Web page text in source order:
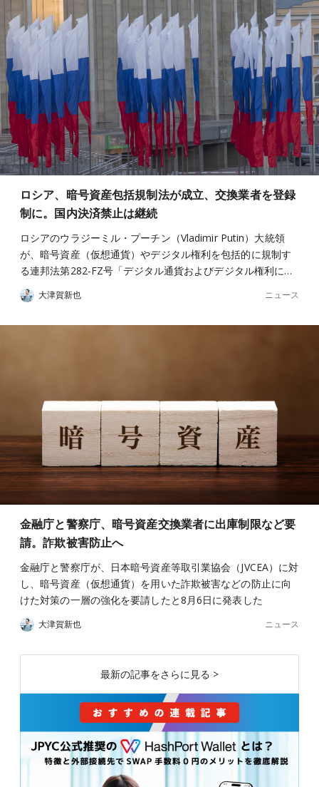
ロシア、暗号資産包括規制法が成立、交換業者を登録
制に。国内決済禁止は継続
ロシアのウラジーミル・プーチン（Vladimir Putin）大統領
が、暗号資産（仮想通貨）やデジタル権利を包括的に規制す
る連邦法第282-FZ号「デジタル通貨およびデジタル権利に…
大津賀新也 ニュース
金融庁と警察庁、暗号資産交換業者に出庫制限など要
請。詐欺被害防止へ
金融庁と警察庁が、日本暗号資産等取引業協会（JVCEA）に対
し、暗号資産（仮想通貨）を用いた詐欺被害などの防止に向
けた対策の一層の強化を要請したと8月6日に発表した
大津賀新也 ニュース
最新の記事をさらに見る >